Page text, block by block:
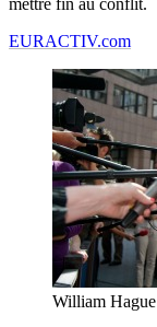
mettre fin au conflit.
EURACTIV.com
William Hague